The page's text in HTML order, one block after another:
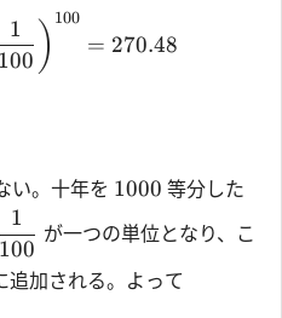
100
1 ) 100
= 270.48
い。十年を 1000 等分した
100
1
が一つの単位となり、こ
追加される。よって